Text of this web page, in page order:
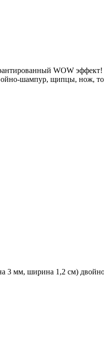
WOW
шампур, щипцы, нож,
3 мм, ширина 1,2 см)